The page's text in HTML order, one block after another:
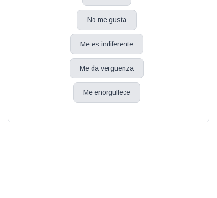
No me gusta
Me es indiferente
Me da vergüenza
Me enorgullece